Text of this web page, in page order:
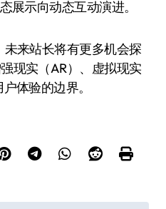
展示向动态互动演进。
来站长将有更多机会探
现实（AR）、虚拟现实
体验的边界。